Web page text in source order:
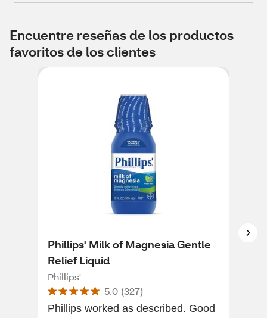
Encuentre reseñas de los productos
favoritos de los clientes
Phillips' Milk of Magnesia Gentle
Relief Liquid
Phillips'
5.0 (327)
Phillips worked as described. Good